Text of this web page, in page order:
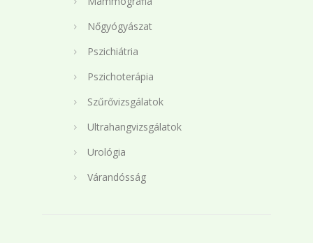
Nőgyógyászat
Pszichiátria
Pszichoterápia
Szűrővizsgálatok
Ultrahangvizsgálatok
Urológia
Várandósság